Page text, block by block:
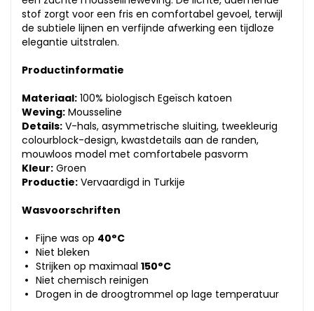
stof zorgt voor een fris en comfortabel gevoel, terwijl
de subtiele lijnen en verfijnde afwerking een tijdloze
elegantie uitstralen.
Productinformatie
Materiaal: 100% biologisch Egeïsch katoen
Weving: Mousseline
Details: V-hals, asymmetrische sluiting, tweekleurig
colourblock-design, kwastdetails aan de randen,
mouwloos model met comfortabele pasvorm
Kleur: Groen
Productie: Vervaardigd in Turkije
Wasvoorschriften
Fijne was op 40°C
Niet bleken
Strijken op maximaal 150°C
Niet chemisch reinigen
Drogen in de droogtrommel op lage temperatuur